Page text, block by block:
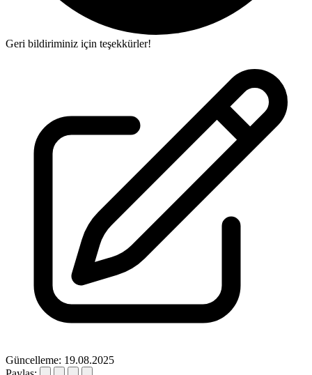
Geri bildiriminiz için teşekkürler!
Güncelleme: 19.08.2025